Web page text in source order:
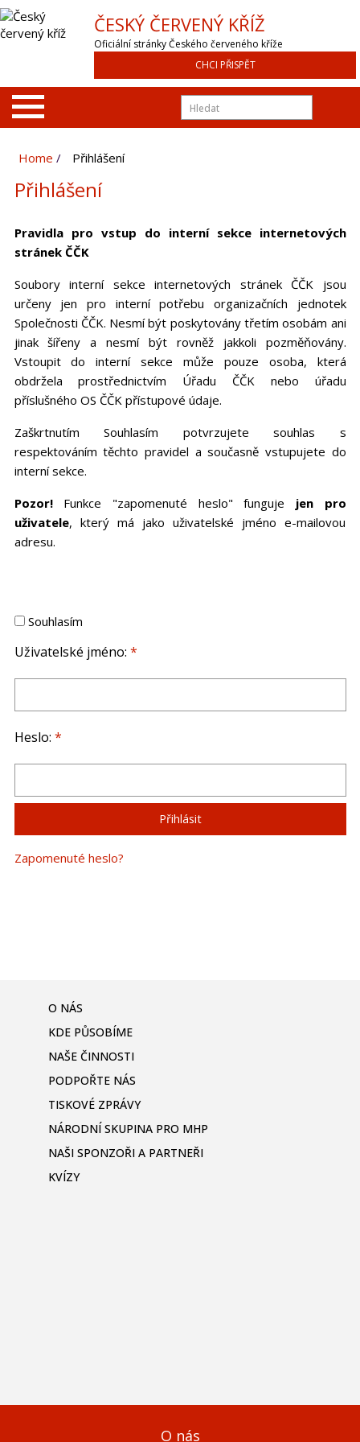
ČESKÝ ČERVENÝ KŘÍŽ
Oficiální stránky Českého červeného kříže
CHCI PŘISPĚT
Home Přihlášení
Přihlášení
Pravidla pro vstup do interní sekce internetových
stránek ČČK
Soubory interní sekce internetových stránek ČČK jsou
určeny jen pro interní potřebu organizačních jednotek
Společnosti ČČK. Nesmí být poskytovány třetím osobám ani
jinak šířeny a nesmí být rovněž jakkoli pozměňovány.
Vstoupit do interní sekce může pouze osoba, která
obdržela prostřednictvím Úřadu ČČK nebo úřadu
příslušného OS ČČK přístupové údaje.
Zaškrtnutím Souhlasím potvrzujete souhlas s
respektováním těchto pravidel a současně vstupujete do
interní sekce.
Pozor!Funkce "zapomenuté heslo" funguje jen pro
uživatele, který má jako uživatelské jméno e-mailovou
adresu.
Souhlasím
Uživatelské jméno: *
Heslo: *
Zapomenuté heslo?
O NÁS
KDE PŮSOBÍME
NAŠE ČINNOSTI
PODPOŘTE NÁS
TISKOVÉ ZPRÁVY
NÁRODNÍ SKUPINA PRO MHP
NAŠI SPONZOŘI A PARTNEŘI
KVÍZY
O nás